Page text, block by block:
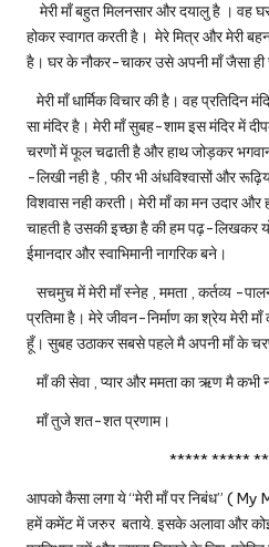
मेरी माँ बहुत मिलनसार और दयालु है । वह
होकर स्वागत करती है। मेरे मित्र औरमेरी
है। घर के नौकर-चाकर उसे अपनी माँ जैसा ही
मेरी माँ धार्मिक विचार की है। वह प्रतिदिन
सा मंदिर है। मेरी माँ सुबह-शाम इस मंदिर में
चरणों में फूल चढाती है और हाथ जोड़कर
-लिखी नही है , फीर भी अंधविश्वासों और
विशवास नही करती। मेरी माँ का मन उदार
चाहती है उसकी इच्छा है की हम पढ़-लिखकर
ईमानदार और स्वाभिमानी नागरिक बने।
सचमुच में मेरी माँ स्नेह , ममता, कर्तव्य -
प्रतिमा है। मेरे जीवन-निर्माण का श्रेय मेरी
हूँ। सुबह उठाकर सबसे पहले मै अपनी माँ के
माँ की सेवा, प्यार और ममता का ऋण मै कभी
माँ तुजे शत-शत प्रणाम।
***** *****
आपको कैसा लगा ये “मेरी माँ पर निबंध” (
हमें कमेंट में जरुर बताये. इसके अलावा और